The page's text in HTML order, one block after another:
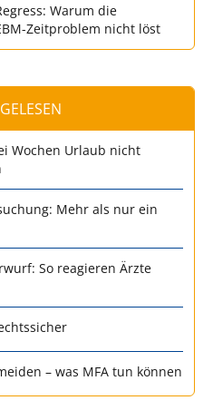
Warum die
Zeitproblem nicht löst
Wochen Urlaub nicht
Mehr als nur ein
So reagieren Ärzte
– was MFA tun können